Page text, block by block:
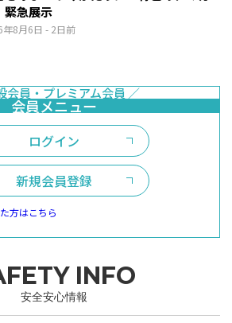
年8月6日 - 2日前
緊急展示
ログイン
新規会員登録
方はこちら
INFO
安全安心情報